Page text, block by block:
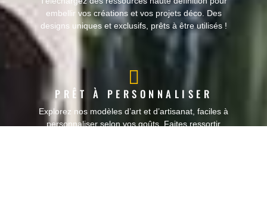
embellir vos créations et vos projets déco. Des
designs uniques et exclusifs, prêts à être utilisés !
PRÊT À PERSONNALISER
Explorez nos modèles d’art et d’artisanat, faciles à
personnaliser selon vos goûts. Faites ressortir